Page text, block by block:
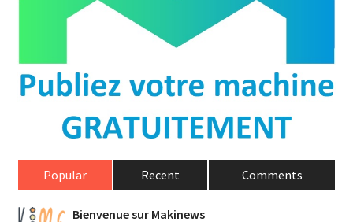
Popular Recent Comments
Bienvenue sur Makinews